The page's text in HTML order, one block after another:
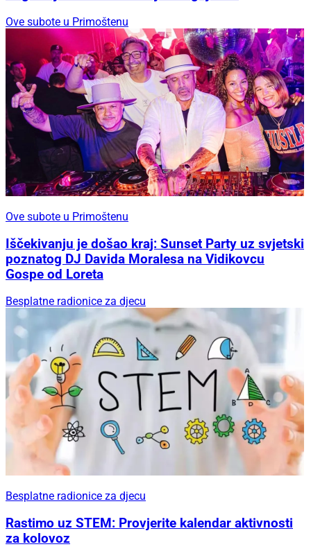
Ove subote u Primoštenu
Ove subote u Primoštenu
Iščekivanju je došao kraj: Sunset Party uz svjetski
poznatog DJ Davida Moralesa na Vidikovcu
Gospe od Loreta
Besplatne radionice za djecu
Besplatne radionice za djecu
Rastimo uz STEM: Provjerite kalendar aktivnosti
za kolovoz